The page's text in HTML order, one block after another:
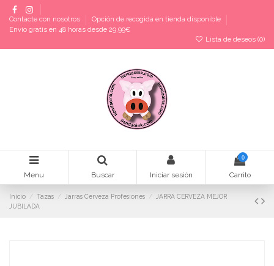
Contacte con nosotros
Opción de recogida en tienda disponible
Envío gratis en 48 horas desde 29,99€
Lista de deseos (0)
Menu Buscar Iniciar sesión
0
Carrito
Inicio Tazas Jarras Cerveza Profesiones
JARRA CERVEZA MEJOR
JUBILADA